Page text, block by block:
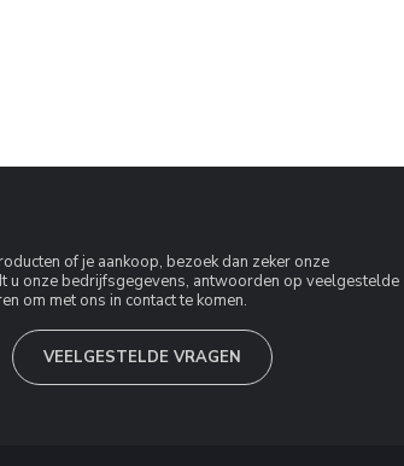
of je aankoop, bezoek dan zeker onze
u onze bedrijfsgegevens, antwoorden op veelgestelde
om met ons in contact te komen.
VEELGESTELDE VRAGEN